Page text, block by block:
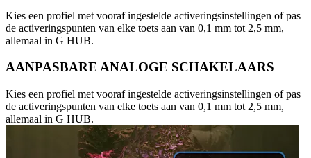
Kies een profiel met vooraf ingestelde activeringsinstellingen of pas
de activeringspunten van elke toets aan van 0,1 mm tot 2,5 mm,
allemaal in G HUB.
AANPASBARE ANALOGE SCHAKELAARS
Kies een profiel met vooraf ingestelde activeringsinstellingen of pas
de activeringspunten van elke toets aan van 0,1 mm tot 2,5 mm,
allemaal in G HUB.